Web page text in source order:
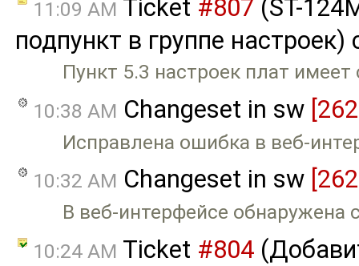
11:09 AM Ticket #807 (ST-
подпункт в группе
Пункт 5.3 настроек плат
10:38 AM Changeset in sw
Исправлена ошибка в веб-
10:32 AM Changeset in sw
В веб-интерфейсе обнаружена
10:24 AM Ticket #804